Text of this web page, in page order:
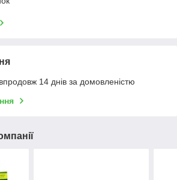
14 днів за домовленістю